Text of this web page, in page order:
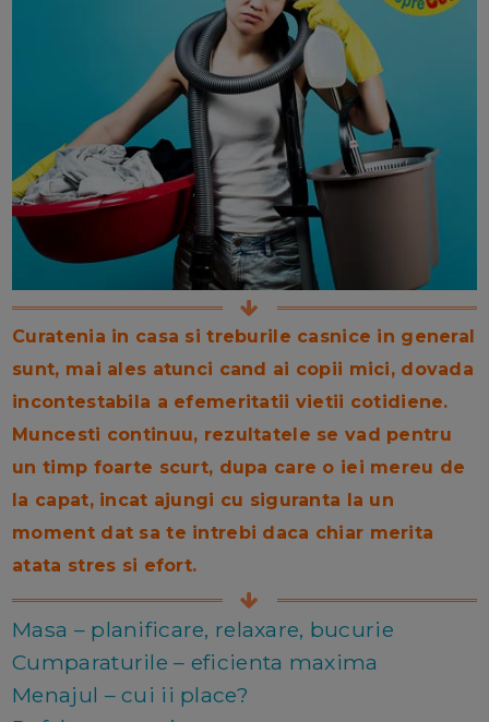
Curatenia in casa si treburile casnice in general
sunt, mai ales atunci cand ai copii mici, dovada
incontestabila a efemeritatii vietii cotidiene.
Muncesti continuu, rezultatele se vad pentru
un timp foarte scurt, dupa care o iei mereu de
la capat, incat ajungi cu siguranta la un
moment dat sa te intrebi daca chiar merita
atata stres si efort.
Masa – planificare, relaxare, bucurie
Cumparaturile – eficienta maxima
Menajul – cui ii place?